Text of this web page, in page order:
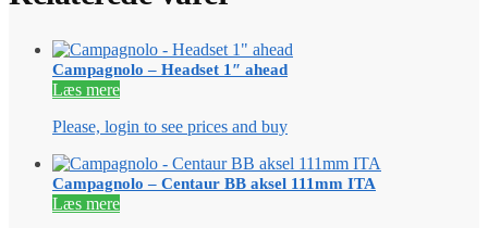
Campagnolo – Headset 1″ ahead
Læs mere
Please, login to see prices and buy
Campagnolo – Centaur BB aksel 111mm ITA
Læs mere